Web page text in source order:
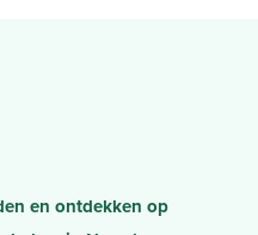
en ontdekken op